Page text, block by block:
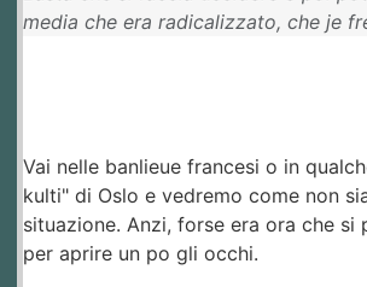
media che era radicalizzato, che je
Vai nelle banlieue francesi o in
kulti" di Oslo e vedremo come non
situazione. Anzi, forse era ora che si
per aprire un po gli occhi.